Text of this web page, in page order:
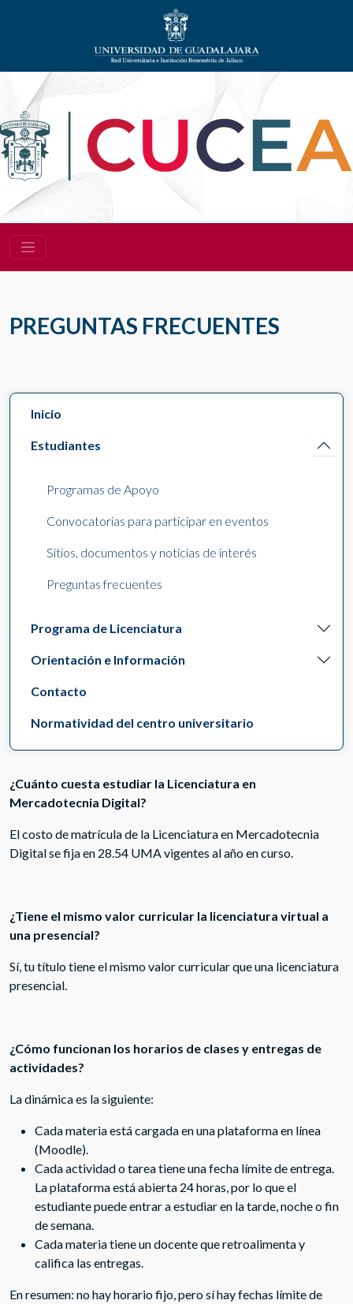
PREGUNTAS FRECUENTES
Inicio
Estudiantes
Programas de Apoyo
Convocatorias para participar en eventos
Sitios, documentos y noticias de interés
Preguntas frecuentes
Programa de Licenciatura
Orientación e Información
Contacto
Normatividad del centro universitario
¿Cuánto cuesta estudiar la Licenciatura en
Mercadotecnia Digital?
El costo de matrícula de la Licenciatura en Mercadotecnia
Digital se fija en 28.54 UMA vigentes al año en curso.
¿Tiene el mismo valor curricular la licenciatura virtual a
una presencial?
Sí, tu título tiene el mismo valor curricular que una licenciatura
presencial.
¿Cómo funcionan los horarios de clases y entregas de
actividades?
La dinámica es la siguiente:
Cada materia está cargada en una plataforma en línea
(Moodle).
Cada actividad o tarea tiene una fecha límite de entrega.
La plataforma está abierta 24 horas, por lo que el
estudiante puede entrar a estudiar en la tarde, noche o fin
de semana.
Cada materia tiene un docente que retroalimenta y
califica las entregas.
En resumen: no hay horario fijo, pero sí hay fechas límite de